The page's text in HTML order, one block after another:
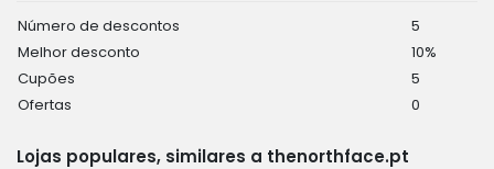
Número de descontos
5
Melhor desconto
10%
Cupões
5
Ofertas
0
Lojas populares, similares a thenorthface.pt